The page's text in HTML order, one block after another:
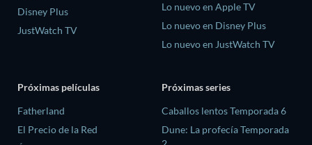
Disney Plus
JustWatch TV
Lo nuevo en Apple TV
Lo nuevo en Disney Plus
Lo nuevo en JustWatch TV
Próximas películas
Fatherland
El Precio de la Red
Próximas series
Caballos lentos Temporada 6
Dune: La profecía Temporada